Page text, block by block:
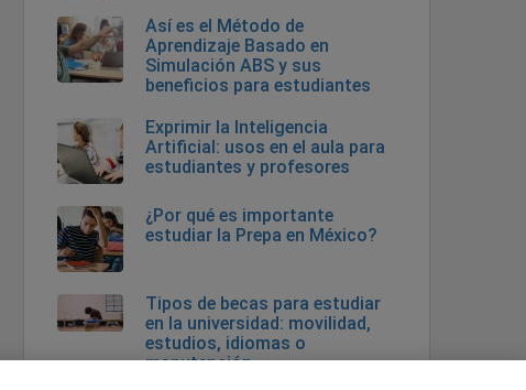
Así es el Método de
Aprendizaje Basado en
Simulación ABS y sus
beneficios para estudiantes
Exprimir la Inteligencia
Artificial: usos en el aula para
estudiantes y profesores
¿Por qué es importante
estudiar la Prepa en México?
Tipos de becas para estudiar
en la universidad: movilidad,
estudios, idiomas o
manutención